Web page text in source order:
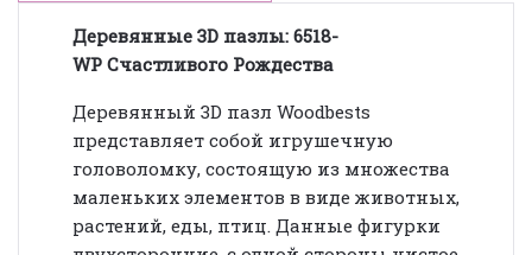
Деревянные 3D пазлы: 6518-
WP Счастливого Рождества
Деревянный 3D пазл Woodbests
представляет собой игрушечную
головоломку, состоящую из множества
маленьких элементов в виде животных,
растений, еды, птиц. Данные фигурки